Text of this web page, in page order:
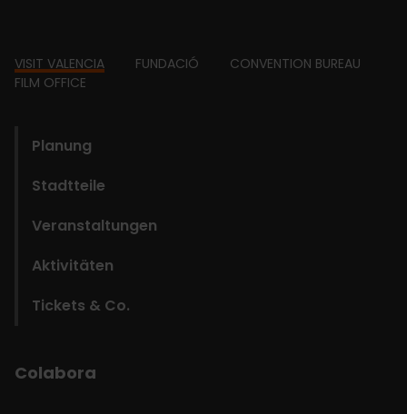
Footer
VISIT VALENCIA FUNDACIÓ
CONVENTION BUREAU
FILM OFFICE
Planung
Stadtteile
Veranstaltungen
Aktivitäten
Tickets & Co.
Colabora